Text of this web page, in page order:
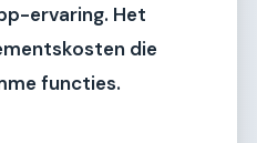
ervaring. Het
die
functies.